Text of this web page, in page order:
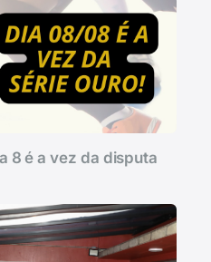
8 é a vez da disputa